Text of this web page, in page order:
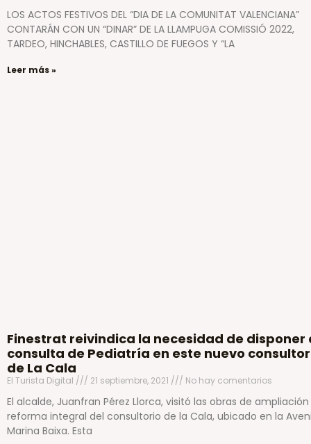
LOS ACTOS FESTIVOS DEL “DIA DE LA COMUNITAT VALENCIANA”
CONTARÁN CON UN “DINAR” DE LA LLAMPUGA COMISSIÓ 2022,
TARDEO, HINCHABLES, CASTILLO DE FUEGOS Y “LA
Leer más »
Finestrat reivindica la necesidad de disponer
consulta de Pediatría en este nuevo
de La Cala
El Turista Digital 21 septiembre, 2021 No hay comentarios
El alcalde, Juanfran Pérez Llorca, visitó las obras de
reforma integral del consultorio de la Cala, ubicado en la
Marina Baixa. Esta